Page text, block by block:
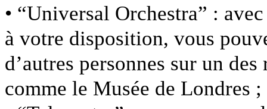
• “Universal Orchestra” :
à votre disposition, vous
d’autres personnes sur un
comme le Musée de Londres ;